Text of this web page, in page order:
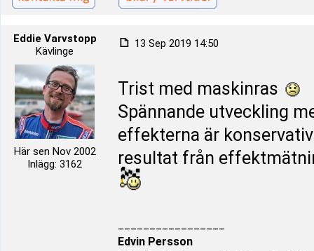
Eddie Varvstopp
Kävlinge
Här sen Nov 2002
Inlägg: 3162
13 Sep 2019 14:50
Trist med maskinras
Spännande utveckling
effekterna är
resultat från
Edvin Persson